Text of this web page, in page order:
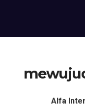
Alfa